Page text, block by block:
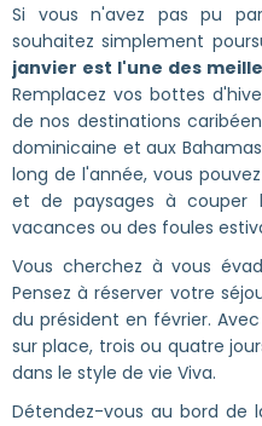
Si vous n'avez pas pu
souhaitez simplement
janvier est l'une des
Remplacez vos bottes
de nos destinations
dominicaine et aux
long de l'année, vous
et de paysages à couper
vacances ou des foules
Vous cherchez à vous
Pensez à réserver votre
du président en février.
sur place, trois ou quatre
dans le style de vie Viva.
Détendez-vous au bord de